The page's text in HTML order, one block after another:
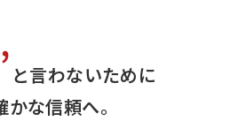
と言わないために
な信頼へ。